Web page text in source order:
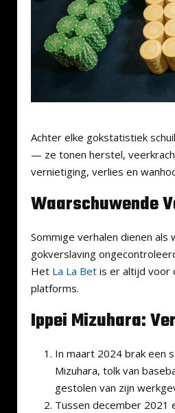
Achter elke gokstatistiek
— ze tonen herstel,
vernietiging, verlies en
Waarschuwende
Sommige verhalen dienen
gokverslaving
Het La La Bet is er altijd voor
platforms.
Ippei Mizuhara:
In maart 2024 brak een
Mizuhara, tolk van
gestolen van zijn
Tussen december 2021